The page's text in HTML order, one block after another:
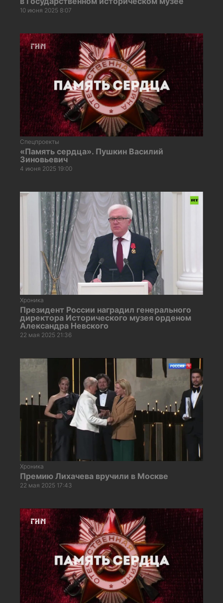
10 июня 2025 8:07
Спецпроекты
«Память сердца». Пушкин Василий
Зиновьевич
4 июня 2025 19:00
Хроника
Президент России наградил генерального
директора Исторического музея орденом
Александра Невского
22 мая 2025 21:36
Хроника
Премию Лихачева вручили в Москве
22 мая 2025 17:43